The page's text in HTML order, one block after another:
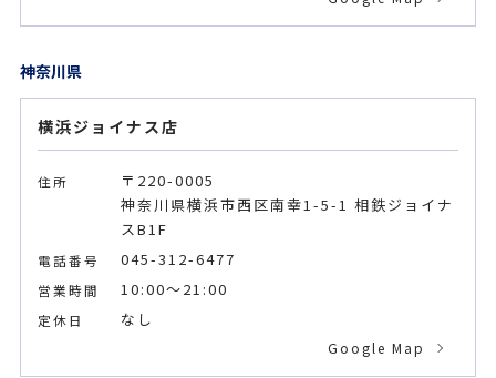
神奈川県
横浜ジョイナス店
住所
〒220-0005
神奈川県横浜市西区南幸1-5-1 相鉄ジョイナ
スB1F
電話番号 045-312-6477
営業時間 10:00～21:00
定休日 なし
Google Map